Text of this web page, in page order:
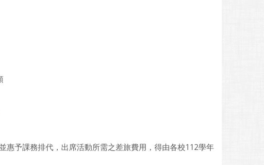
惠予課務排代，出席活動所需之差旅費用，得由各校112學年